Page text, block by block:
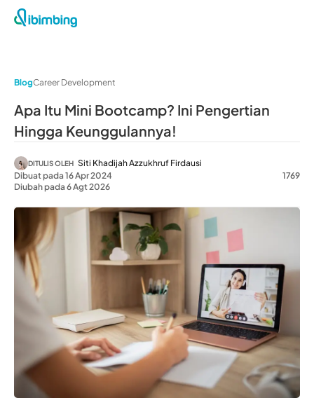
BlogCareer Development
Apa Itu Mini Bootcamp? Ini Pengertian
Hingga Keunggulannya!
DITULIS OLEH Siti Khadijah Azzukhruf Firdausi
Dibuat pada 16 Apr 2024
Diubah pada 6 Agt 2026
1769